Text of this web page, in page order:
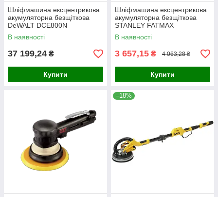
Шліфмашина ексцентрикова
акумуляторна безщіткова
DeWALT DCE800N
В наявності
37 199,24 ₴
Купити
Шліфмашина ексцентрикова
акумуляторна безщіткова
STANLEY FATMAX
SFMCW220B
В наявності
3 657,15 ₴ 4 063,28 ₴
Купити
–18%